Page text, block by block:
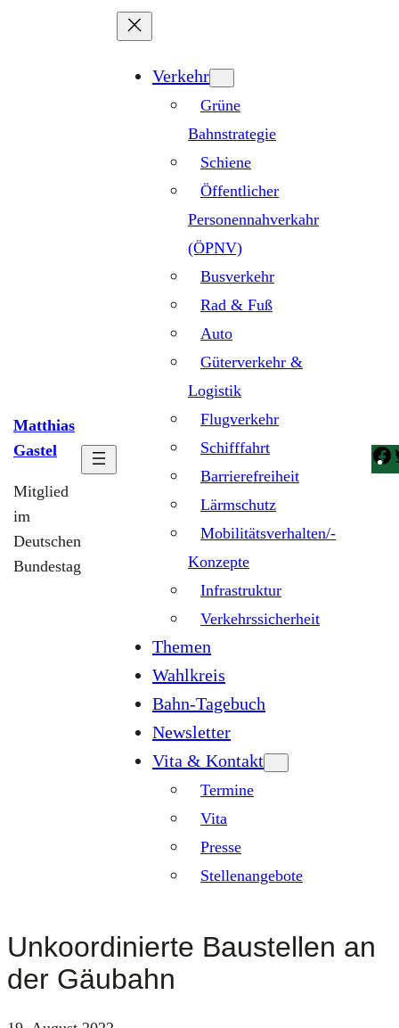
Matthias
Gastel
Mitglied
im
Deutschen
Bundestag
Verkehr
Grüne
Bahnstrategie
Schiene
Öffentlicher
Personennahverkahr
(ÖPNV)
Busverkehr
Rad & Fuß
Auto
Güterverkehr &
Logistik
Flugverkehr
Schifffahrt
Barrierefreiheit
Lärmschutz
Mobilitätsverhalten/-
Konzepte
Infrastruktur
Verkehrssicherheit
Themen
Wahlkreis
Bahn-Tagebuch
Newsletter
Vita & Kontakt
Termine
Vita
Presse
Stellenangebote
Unkoordinierte Baustellen an
der Gäubahn